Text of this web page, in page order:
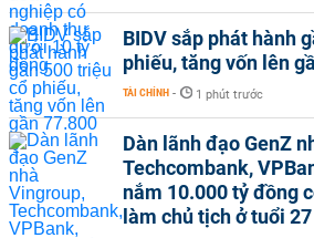
BIDV sắp phát hành
phiếu, tăng vốn lên
TÀI CHÍNH - 1 phút trước
Dàn lãnh đạo GenZ
Techcombank,
nắm 10.000 tỷ đồng
làm chủ tịch ở tuổi 27